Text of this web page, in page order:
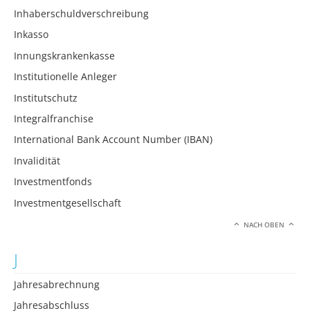
Inhaberschuldverschreibung
Inkasso
Innungskrankenkasse
Institutionelle Anleger
Institutschutz
Integralfranchise
International Bank Account Number (IBAN)
Invalidität
Investmentfonds
Investmentgesellschaft
NACH OBEN
J
Jahresabrechnung
Jahresabschluss